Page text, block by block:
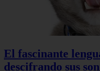
El fascinante
descifrando sus